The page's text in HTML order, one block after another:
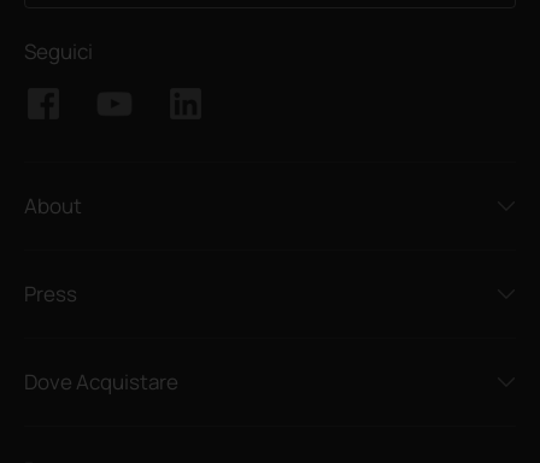
Seguici
About
Press
Dove Acquistare